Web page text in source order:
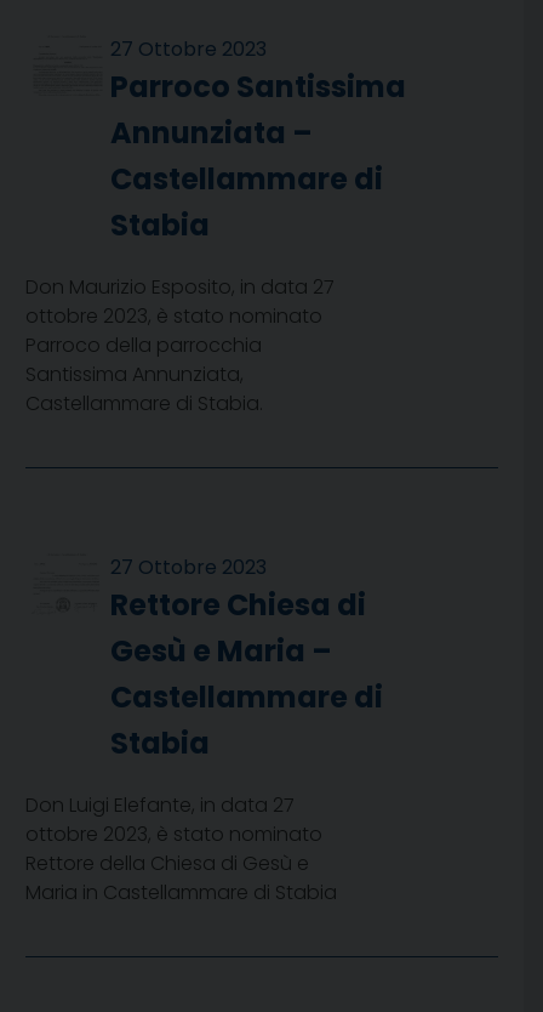
27 Ottobre 2023
Parroco Santissima
Annunziata –
Castellammare di
Stabia
Don Maurizio Esposito, in data 27
ottobre 2023, è stato nominato
Parroco della parrocchia
Santissima Annunziata,
Castellammare di Stabia.
27 Ottobre 2023
Rettore Chiesa di
Gesù e Maria –
Castellammare di
Stabia
Don Luigi Elefante, in data 27
ottobre 2023, è stato nominato
Rettore della Chiesa di Gesù e
Maria in Castellammare di Stabia